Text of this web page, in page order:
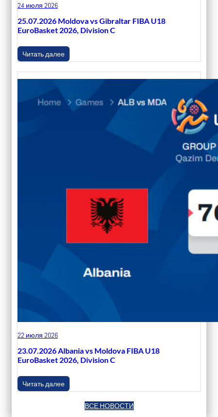
24 июля 2026
25.07.2026 Moldova vs Gibraltar FIBA U18
EuroBasket 2026, Division C
Читать далее
22 июля 2026
23.07.2026 Albania vs Moldova FIBA U18
EuroBasket 2026, Division C
Читать далее
ВСЕ НОВОСТИ